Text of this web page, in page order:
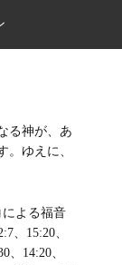
る神が、あ
。ゆえに、
による福音
、15:20、
、14:20、